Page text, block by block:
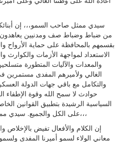
سيدي ممثل صاحب السمو،،، إن
من ضباط وضباط صف ومدنيين يعاهدون
بقسمهم بالمحافظة على حماية الأرواح
الاستعداد لمواجهة الأزمات والكوارث
والمعدات والآليات المتطورة
الغالي ولأميرهم المفدى مستمرين
والتكامل مع باقي جهات الدولة
حوادث لا سمح الله وقوة الإطفاء
السياسية الرشيدة بتطبيق القوانين
على الكل والجميع. سيدي ممثل حضرة صاحب السمو المفدى،،،
إن الكلام والأفعال تفيض
معاني الولاء لسمو أميرنا المفدى